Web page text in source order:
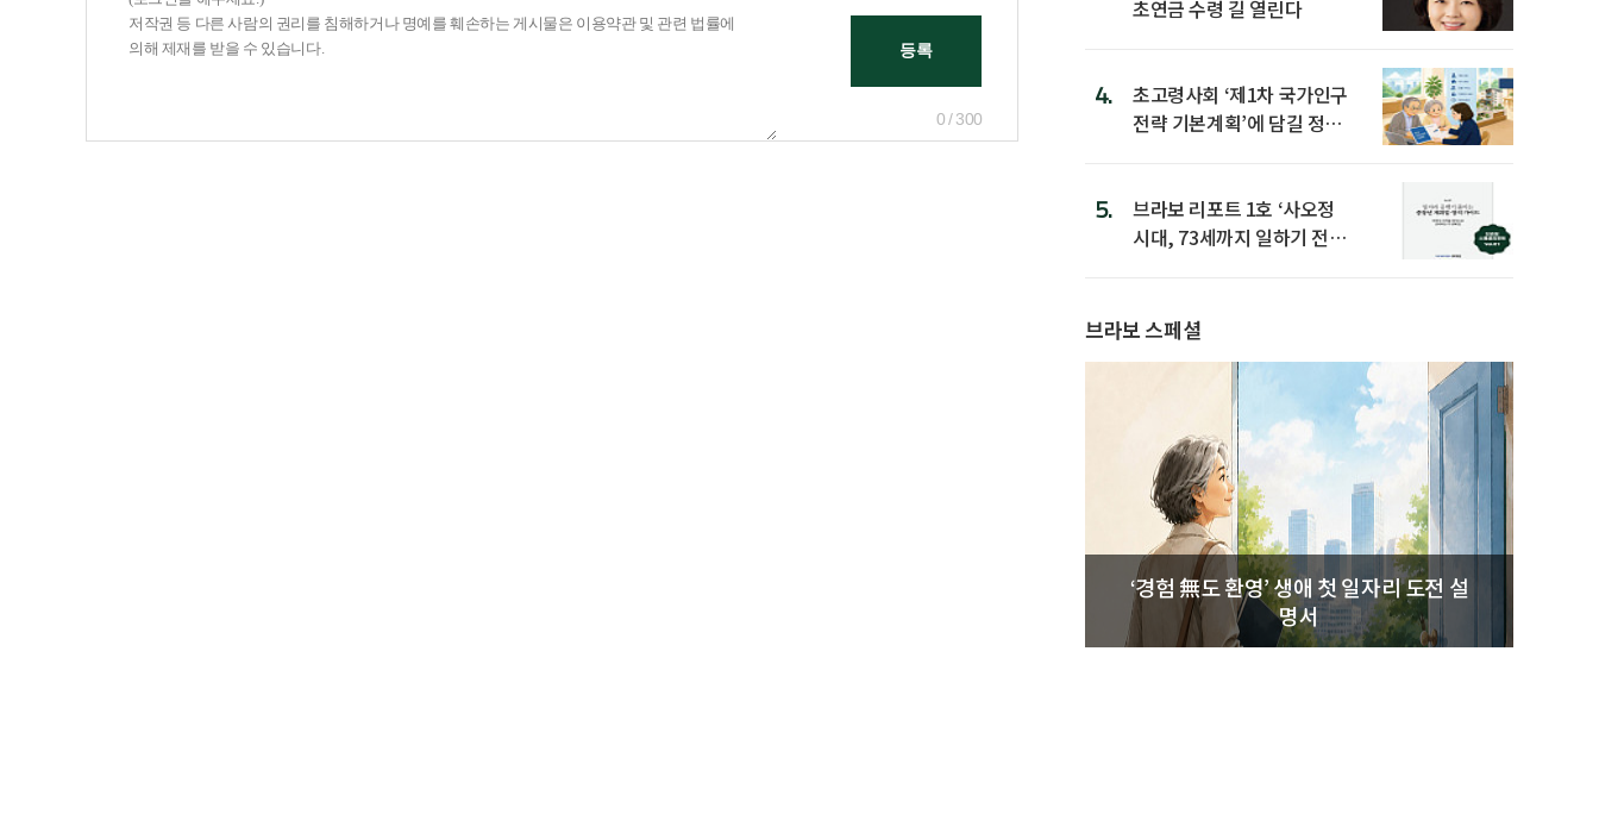
0 / 300
초연금 수령 길 열린다
4.
초고령사회 ‘제1차 국가인구
전략 기본계획’에 담길 정책
5.
브라보 리포트 1호 ‘사오정
시대, 73세까지 일하기 전략’
브라보 스페셜
‘경험 無도 환영’ 생애 첫 일자리 도전 설
명서